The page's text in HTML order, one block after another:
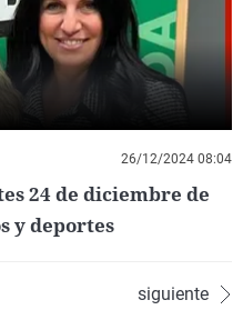
26/12/2024 08:04
24 de diciembre de
y deportes
siguiente